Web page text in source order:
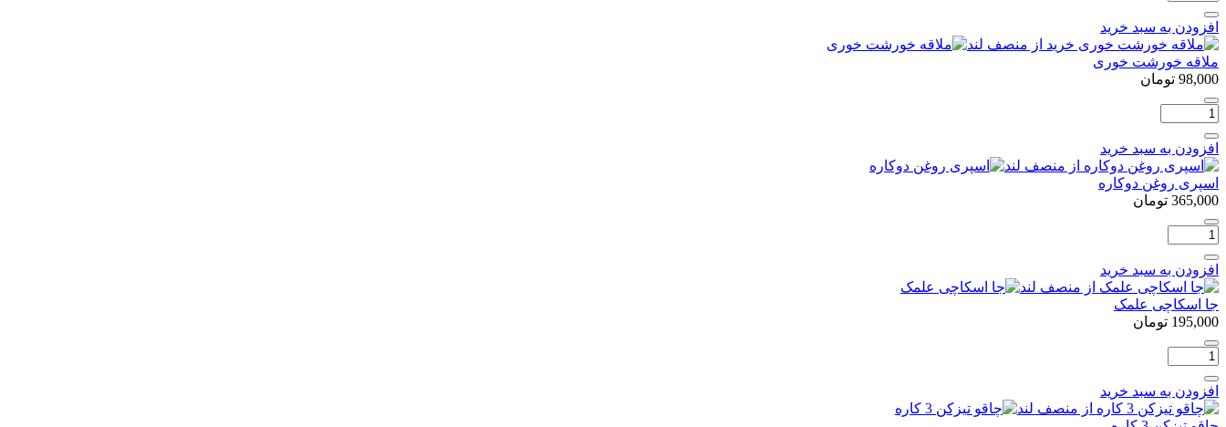
ساب
دستی
بیتا
افزودن به سبد خرید
ملاقه خورشت خوری
98,000 تومان
تعداد:
خورشت
خوری
افزودن به سبد خرید
اسپری روغن دوکاره
365,000 تومان
تعداد:
روغن
دوکاره
افزودن به سبد خرید
جا اسکاچی علمک
195,000 تومان
تعداد:
اسکاچی
علمک
افزودن به سبد خرید